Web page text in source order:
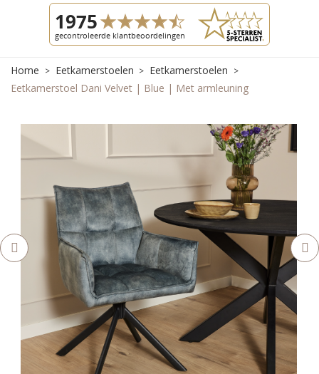
Home Eetkamerstoelen
Eetkamerstoelen
Eetkamerstoel Dani Velvet | Blue | Met armleuning